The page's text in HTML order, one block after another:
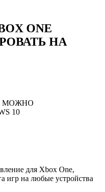
ONE
НА
МОЖНО
10
для Xbox One,
игр на любые устройства